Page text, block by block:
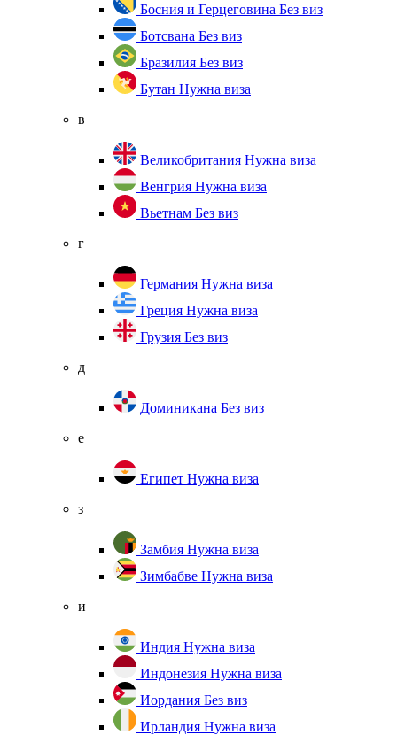
Босния и Герцеговина Без виз
Ботсвана Без виз
Бразилия Без виз
Бутан Нужна виза
в
Великобритания Нужна виза
Венгрия Нужна виза
Вьетнам Без виз
г
Германия Нужна виза
Греция Нужна виза
Грузия Без виз
д
Доминикана Без виз
е
Египет Нужна виза
з
Замбия Нужна виза
Зимбабве Нужна виза
и
Индия Нужна виза
Индонезия Нужна виза
Иордания Без виз
Ирландия Нужна виза